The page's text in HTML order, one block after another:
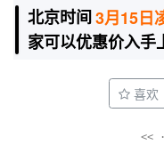
北京时间3月15日
家可以优惠价入手
喜欢
<<